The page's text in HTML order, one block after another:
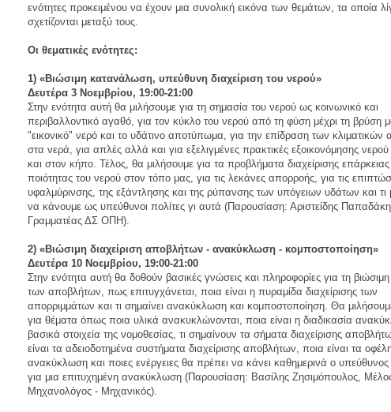
ενότητες προκειμένου να έχουν μια συνολική εικόνα των θεμάτων, τα οποία
σχετίζονται μεταξύ τους.
Οι θεματικές ενότητες:
1) «Βιώσιμη κατανάλωση, υπεύθυνη διαχείριση του νερού»
Δευτέρα 3 Νοεμβρίου, 19:00-21:00
Στην ενότητα αυτή θα μιλήσουμε για τη σημασία του νερού ως κοινωνικό και
περιβαλλοντικό αγαθό, για τον κύκλο του νερού από τη φύση μέχρι τη βρύση
"εικονικό" νερό και το υδάτινο αποτύπωμα, για την επίδραση των κλιματικών
στα νερά, για απλές αλλά και για εξελιγμένες πρακτικές εξοικονόμησης νερού
και στον κήπο. Τέλος, θα μιλήσουμε για τα προβλήματα διαχείρισης επάρκειας
ποιότητας του νερού στον τόπο μας, για τις λεκάνες απορροής, για τις
υφαλμύρινσης, της εξάντλησης και της ρύπανσης των υπόγειων υδάτων και
να κάνουμε ως υπεύθυνοι πολίτες γι αυτά (Παρουσίαση: Αριστείδης
Γραμματέας ΔΣ ΟΠΗ).
2) «Βιώσιμη διαχείριση αποβλήτων - ανακύκλωση - κομποστοποίηση»
Δευτέρα 10 Νοεμβρίου, 19:00-21:00
Στην ενότητα αυτή θα δοθούν βασικές γνώσεις και πληροφορίες για τη βιώσιμη
των αποβλήτων, πως επιτυγχάνεται, ποια είναι η πυραμίδα διαχείρισης των
απορριμμάτων και τι σημαίνει ανακύκλωση και κομποστοποίηση. Θα
για θέματα όπως ποια υλικά ανακυκλώνονται, ποια είναι η διαδικασία
βασικά στοιχεία της νομοθεσίας, τι σημαίνουν τα σήματα διαχείρισης
είναι τα αδειοδοτημένα συστήματα διαχείρισης αποβλήτων, ποια είναι τα
ανακύκλωση και ποιες ενέργειες θα πρέπει να κάνει καθημερινά ο υπεύθυνος
για μια επιτυχημένη ανακύκλωση (Παρουσίαση: Βασίλης Ζησιμόπουλος,
Μηχανολόγος - Μηχανικός).